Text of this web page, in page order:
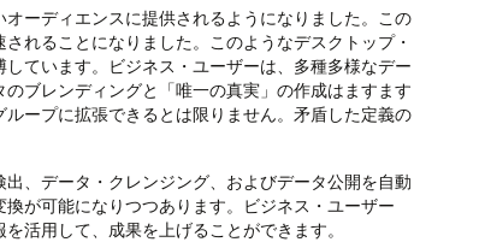
ーディエンスに提供されるようになりました。この
れることになりました。このようなデスクトップ・
ています。ビジネス・ユーザーは、多種多様なデー
ブレンディングと「唯一の真実」の作成はますます
ープに拡張できるとは限りません。矛盾した定義の
、データ・クレンジング、およびデータ公開を自動
が可能になりつつあります。ビジネス・ユーザー
活用して、成果を上げることができます。